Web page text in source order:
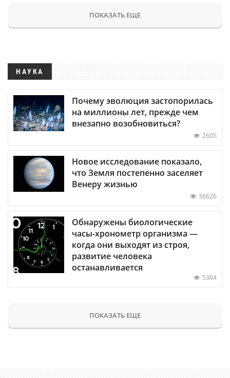
ПОКАЗАТЬ ЕЩЕ
НАУКА
Почему эволюция застопорилась
на миллионы лет, прежде чем
внезапно возобновиться?
2605
Новое исследование показало,
что Земля постепенно заселяет
Венеру жизнью
36626
Обнаружены биологические
часы-хронометр организма —
когда они выходят из строя,
развитие человека
останавливается
5364
ПОКАЗАТЬ ЕЩЕ